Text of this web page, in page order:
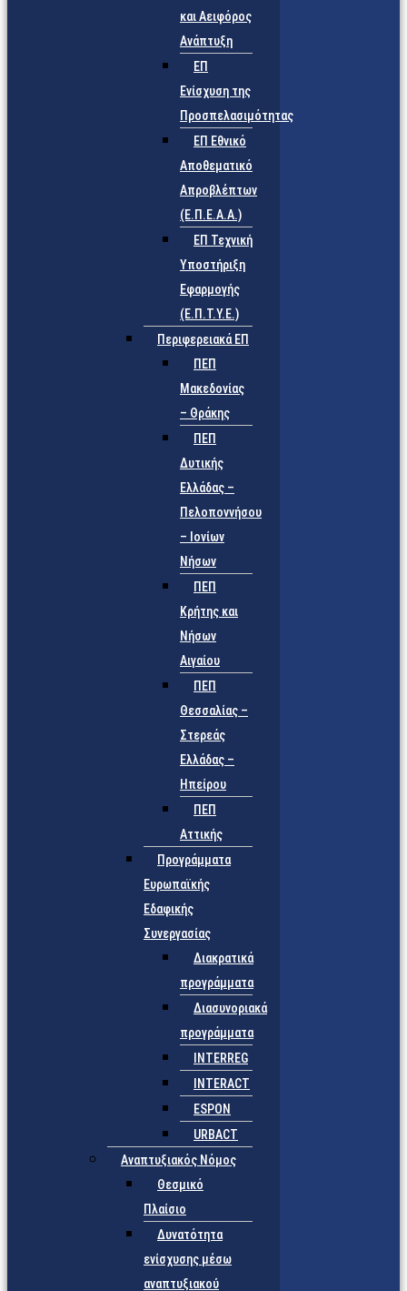
και Αειφόρος
Ανάπτυξη
ΕΠ
Ενίσχυση της
Προσπελασιμότητας
ΕΠ Εθνικό
Αποθεματικό
Απροβλέπτων
(Ε.Π.Ε.Α.Α.)
ΕΠ Τεχνική
Υποστήριξη
Εφαρμογής
(Ε.Π.Τ.Υ.Ε.)
Περιφερειακά ΕΠ
ΠΕΠ
Μακεδονίας
– Θράκης
ΠΕΠ
Δυτικής
Ελλάδας –
Πελοποννήσου
– Ιονίων
Νήσων
ΠΕΠ
Κρήτης και
Νήσων
Αιγαίου
ΠΕΠ
Θεσσαλίας –
Στερεάς
Ελλάδας –
Ηπείρου
ΠΕΠ
Αττικής
Προγράμματα
Ευρωπαϊκής
Εδαφικής
Συνεργασίας
Διακρατικά
προγράμματα
Διασυνοριακά
προγράμματα
INTERREG
INTERACT
ESPON
URBACT
Αναπτυξιακός Νόμος
Θεσμικό
Πλαίσιο
Δυνατότητα
ενίσχυσης μέσω
αναπτυξιακού